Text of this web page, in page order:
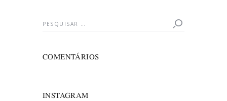
Pesquisar
COMENTÁRIOS
INSTAGRAM